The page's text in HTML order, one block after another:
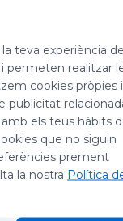
fundadors de
1310 d'Aleix
teva experiència de
permeten realitzar
cookies pròpies
publicitat
els teus hàbits
que no siguin
prement
la nostra Política